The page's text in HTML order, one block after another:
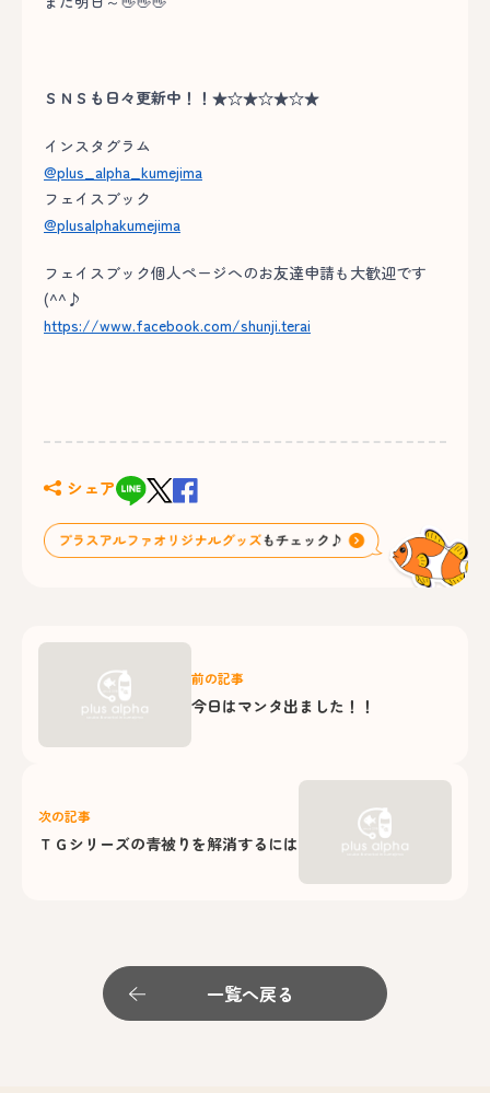
ＳＮＳも日々更新中！！★☆★☆★☆★
インスタグラム
@plus_alpha_kumejima
フェイスブック
@plusalphakumejima
フェイスブック個人ページへのお友達申請も大歓迎です
(^^♪
https://www.facebook.com/shunji.terai
シェア
前の記事
今日はマンタ出ました！！
次の記事
ＴＧシリーズの青被りを解消するには
一覧へ戻る